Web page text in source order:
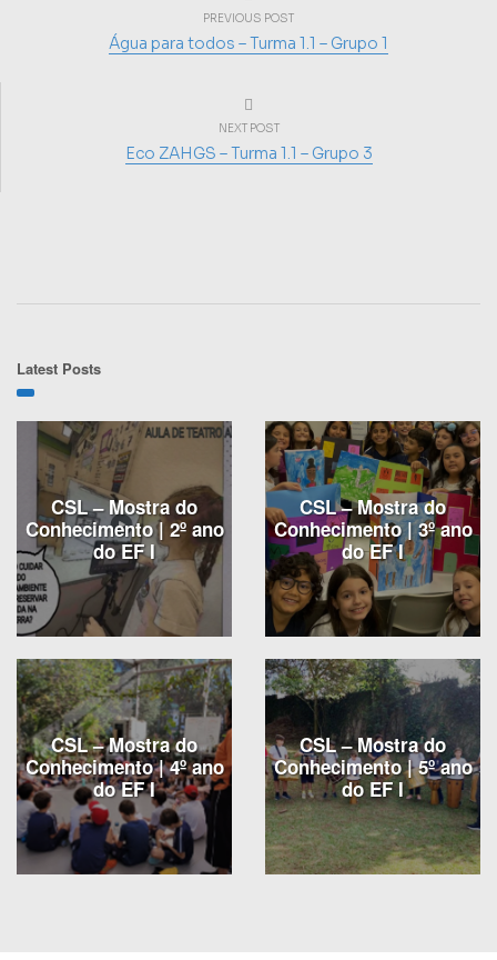
PREVIOUS POST
Água para todos – Turma 1.1 – Grupo 1
NEXT POST
Eco ZAHGS – Turma 1.1 – Grupo 3
Latest Posts
CSL – Mostra do
Conhecimento | 2º ano
do EF I
CSL – Mostra do
Conhecimento | 3º ano
do EF I
CSL – Mostra do
Conhecimento | 4º ano
do EF I
CSL – Mostra do
Conhecimento | 5º ano
do EF I